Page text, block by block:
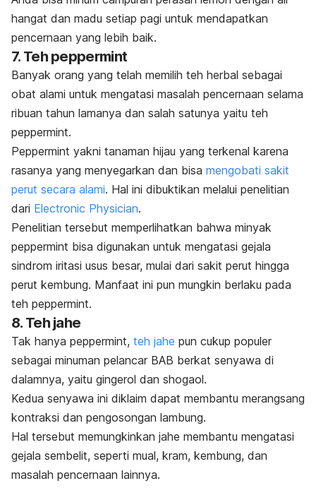
hangat dan madu setiap pagi untuk mendapatkan
pencernaan yang lebih baik.
7. Teh peppermint
Banyak orang yang telah memilih teh herbal sebagai
obat alami untuk mengatasi masalah pencernaan selama
ribuan tahun lamanya dan salah satunya yaitu teh
peppermint.
Peppermint yakni tanaman hijau yang terkenal karena
rasanya yang menyegarkan dan bisa mengobati sakit
perut secara alami. Hal ini dibuktikan melalui penelitian
dari Electronic Physician.
Penelitian tersebut memperlihatkan bahwa minyak
peppermint bisa digunakan untuk mengatasi gejala
sindrom iritasi usus besar, mulai dari sakit perut hingga
perut kembung. Manfaat ini pun mungkin berlaku pada
teh peppermint.
8. Teh jahe
Tak hanya peppermint, teh jahe pun cukup populer
sebagai minuman pelancar BAB berkat senyawa di
dalamnya, yaitu gingerol dan shogaol.
Kedua senyawa ini diklaim dapat membantu merangsang
kontraksi dan pengosongan lambung.
Hal tersebut memungkinkan jahe membantu mengatasi
gejala sembelit, seperti mual, kram, kembung, dan
masalah pencernaan lainnya.